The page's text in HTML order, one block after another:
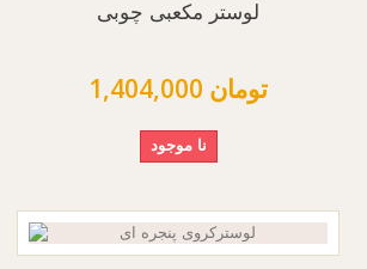
لوستر مکعبی چوبی
1,404,000 تومان
نا موجود